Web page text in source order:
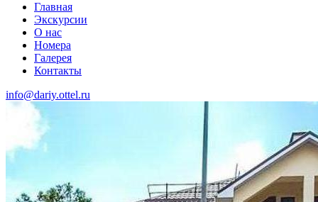
Главная
Экскурсии
О нас
Номера
Галерея
Контакты
info@dariy.ottel.ru